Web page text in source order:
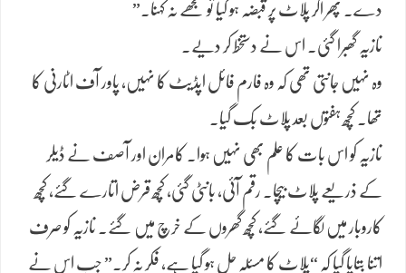
دے۔ پھر اگر پلاٹ پر قبضہ ہو گیا تو مجھے نہ کہنا۔”
نازیہ گھبرا گئی۔ اس نے دستخط کر دیے۔
وہ نہیں جانتی تھی کہ وہ فارم فائل اپڈیٹ کا نہیں، پاور آف اٹارنی کا
تھا۔ کچھ ہفتوں بعد پلاٹ بک گیا۔
نازیہ کو اس بات کا علم بھی نہیں ہوا۔ کامران اور آصف نے ڈیلر
کے ذریعے پلاٹ بیچا۔ رقم آئی، بانٹی گئی، کچھ قرض اتارے گئے، کچھ
کاروبار میں لگائے گئے، کچھ گھروں کے خرچ میں گئے۔ نازیہ کو صرف
اتنا بتایا گیا کہ “پلاٹ کا مسئلہ حل ہو گیا ہے، فکر نہ کر۔” جب اس نے